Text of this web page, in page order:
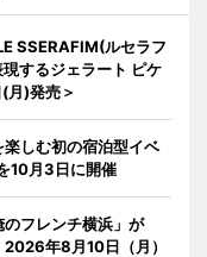
SSERAFIM(ルセラフ
するジェラート ピケ
月)発売＞
楽しむ初の宿泊型イベ
10月3日に開催
のフレンチ横浜」が
2026年8月10日（月）